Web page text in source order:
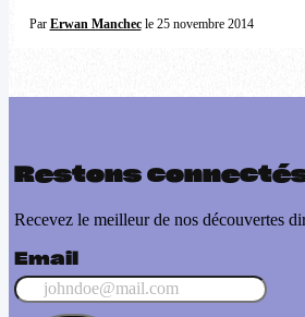
Par Erwan Manchecle 25 novembre 2014
Restons
Recevez le meilleur de nos découvertes
Email